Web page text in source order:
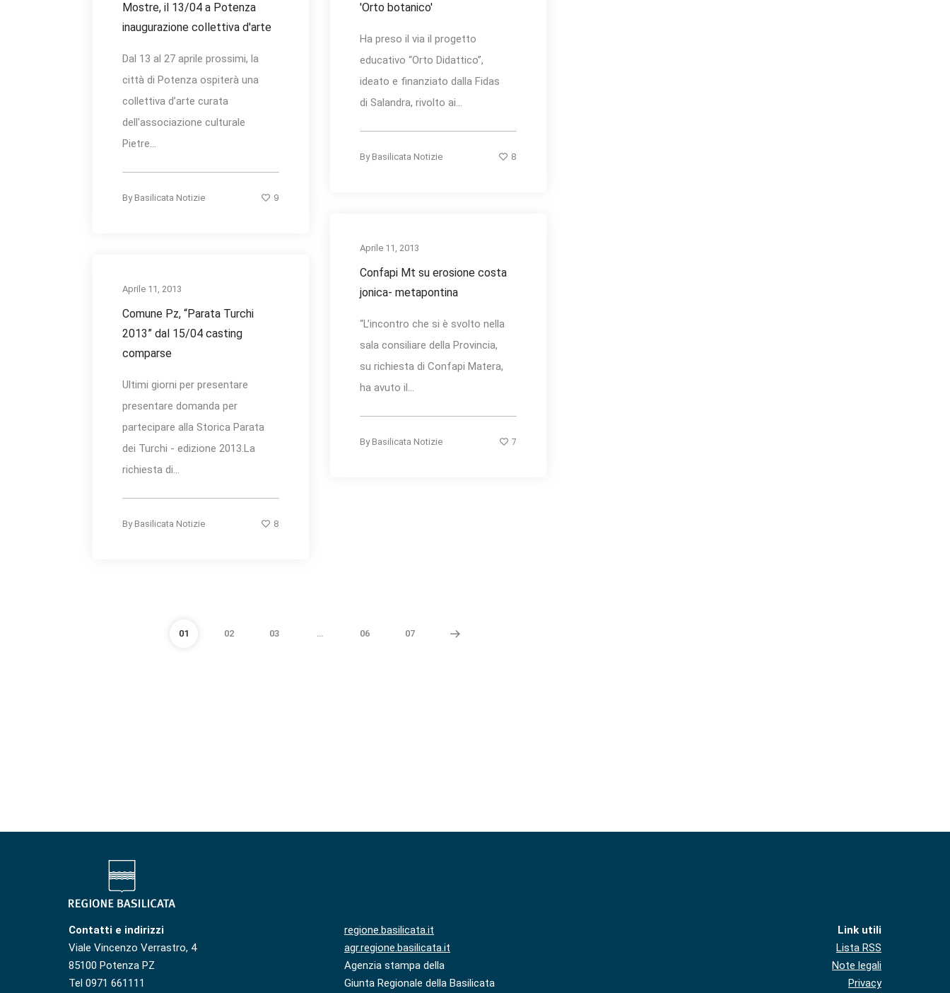
'Orto botanico'
Ha preso il via il progetto
educativo “Orto Didattico”,
ideato e finanziato dalla Fidas
di Salandra, rivolto ai...
By Basilicata Notizie 8
Mostre, il 13/04 a Potenza
inaugurazione collettiva d'arte
Dal 13 al 27 aprile prossimi, la
città di Potenza ospiterà una
collettiva d’arte curata
dell'associazione culturale
Pietre...
By Basilicata Notizie 9
Aprile 11, 2013
Confapi Mt su erosione costa
jonica- metapontina
“L’incontro che si è svolto nella
sala consiliare della Provincia,
su richiesta di Confapi Matera,
ha avuto il...
By Basilicata Notizie 7
Aprile 11, 2013
Comune Pz, “Parata Turchi
2013” dal 15/04 casting
comparse
Ultimi giorni per presentare
presentare domanda per
partecipare alla Storica Parata
dei Turchi - edizione 2013.La
richiesta di...
By Basilicata Notizie 8
01 02 03 06 07
Contatti e indirizzi
Viale Vincenzo Verrastro, 4
85100 Potenza PZ
Tel 0971 661111
regione.basilicata.it
agr.regione.basilicata.it
Agenzia stampa della
Giunta Regionale della Basilicata
Link utili
Lista RSS
Note legali
Privacy